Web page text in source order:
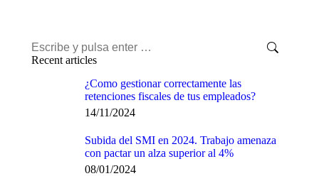
Recent articles
¿Como gestionar correctamente las
retenciones fiscales de tus empleados?
14/11/2024
Subida del SMI en 2024. Trabajo amenaza
con pactar un alza superior al 4%
08/01/2024